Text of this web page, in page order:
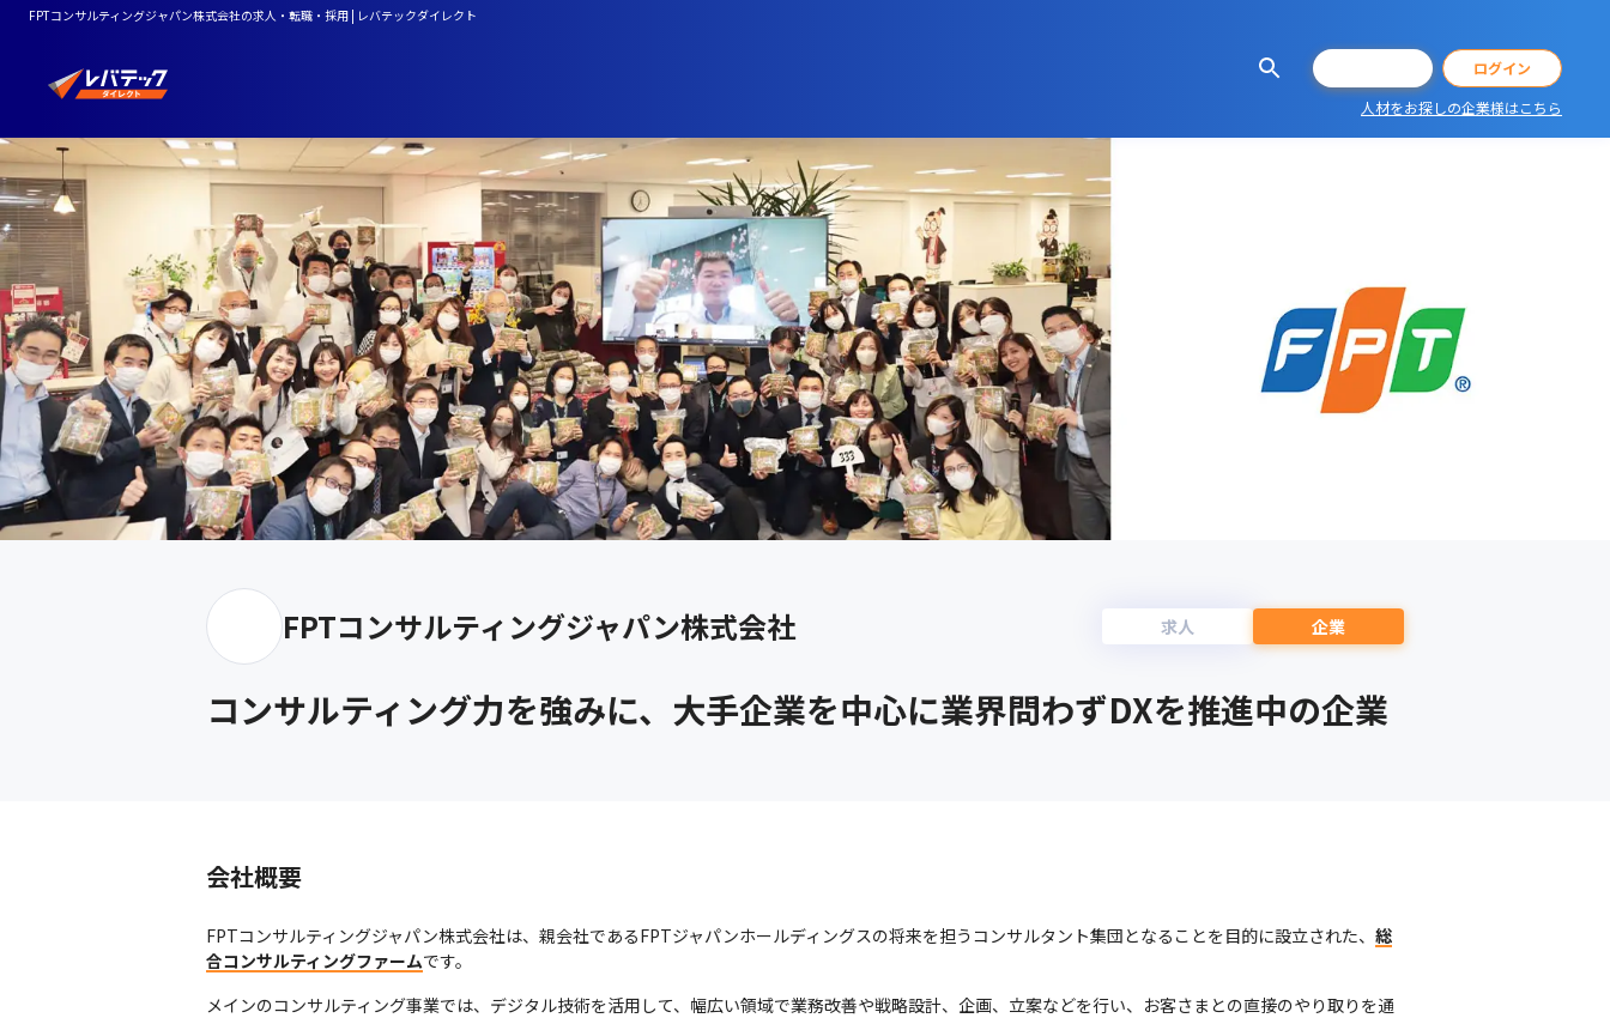
FPTコンサルティングジャパン株式会社の求人・転職・採用 | レバテックダイレクト
ログイン
人材をお探しの企業様はこちら
FPTコンサルティングジャパン株式会社 求人 企業
コンサルティング力を強みに、大手企業を中心に業界問わずDXを推進中の企業
会社概要
FPTコンサルティングジャパン株式会社は、親会社であるFPTジャパンホールディングスの将来を担うコンサルタント集団となることを目的に設立された、 総
合コンサルティングファームです。
メインのコンサルティング事業では、デジタル技術を活用して、幅広い領域で業務改善や戦略設計、企画、立案などを行い、お客さまとの直接のやり取りを通